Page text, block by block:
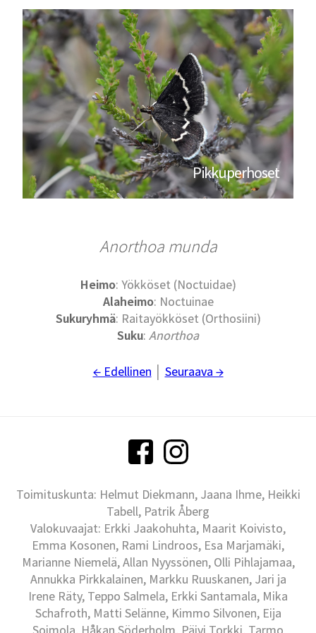
Pikkuperhoset
Anorthoa munda
Heimo: Yökköset (Noctuidae)
Alaheimo: Noctuinae
Sukuryhmä: Raitayökköset (Orthosiini)
Suku: Anorthoa
← Edellinen Seuraava →
Toimituskunta: Helmut Diekmann, Jaana Ihme, Heikki
Tabell, Patrik Åberg
Valokuvaajat: Erkki Jaakohuhta, Maarit Koivisto,
Emma Kosonen, Rami Lindroos, Esa Marjamäki,
Marianne Niemelä, Allan Nyyssönen, Olli Pihlajamaa,
Annukka Pirkkalainen, Markku Ruuskanen, Jari ja
Irene Räty, Teppo Salmela, Erkki Santamala, Mika
Schafroth, Matti Selänne, Kimmo Silvonen, Eija